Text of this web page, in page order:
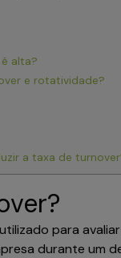
é alta?
e rotatividade?
a taxa de
para
durante um